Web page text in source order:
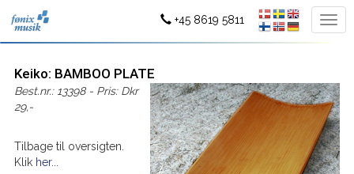
+45 8619 5811
Keiko: BAMBOO PLATE
Best.nr.: 13398 - Pris: Dkr
29,-
Tilbage til oversigten.
Klik her...